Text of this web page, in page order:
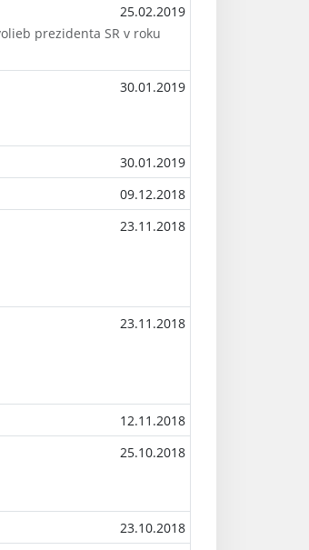
25.02.2019
prezidenta SR v roku
30.01.2019
30.01.2019
09.12.2018
23.11.2018
23.11.2018
12.11.2018
25.10.2018
23.10.2018